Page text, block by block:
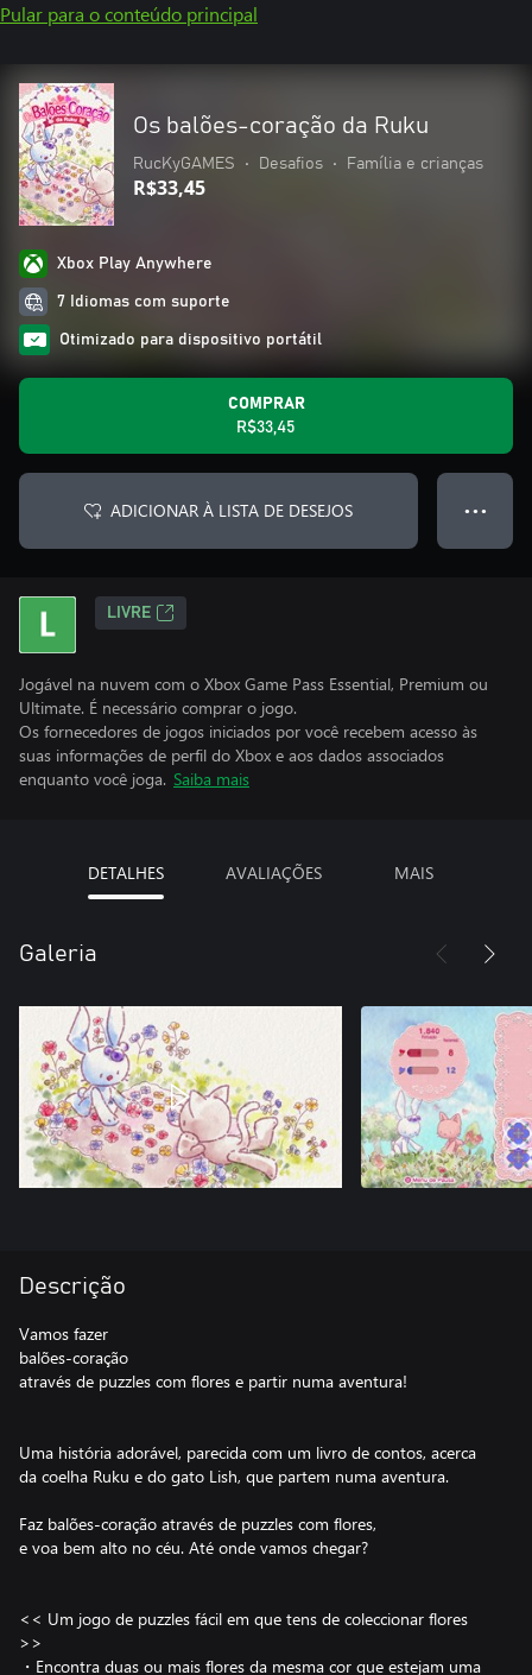
Pular para o conteúdo principal
Os balões-coração da Ruku
RucKyGAMES • Desafios • Família e crianças
R$33,45
Xbox Play Anywhere
7 Idiomas com suporte
Otimizado para dispositivo portátil
COMPRAR
R$33,45
ADICIONAR À LISTA DE DESEJOS ● ● ●
LIVRE
Jogável na nuvem com o Xbox Game Pass Essential, Premium ou
Ultimate. É necessário comprar o jogo.
Os fornecedores de jogos iniciados por você recebem acesso às
suas informações de perfil do Xbox e aos dados associados
enquanto você joga. Saiba mais
DETALHES AVALIAÇÕES MAIS
Galeria
Descrição
Vamos fazer
balões-coração
através de puzzles com flores e partir numa aventura!
Uma história adorável, parecida com um livro de contos, acerca
da coelha Ruku e do gato Lish, que partem numa aventura.
Faz balões-coração através de puzzles com flores,
e voa bem alto no céu. Até onde vamos chegar?
<< Um jogo de puzzles fácil em que tens de coleccionar flores
>>
・Encontra duas ou mais flores da mesma cor que estejam uma